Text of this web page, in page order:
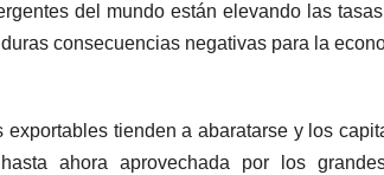
del mundo están elevando las
consecuencias negativas para la
tienden a abaratarse y los
ahora aprovechada por los